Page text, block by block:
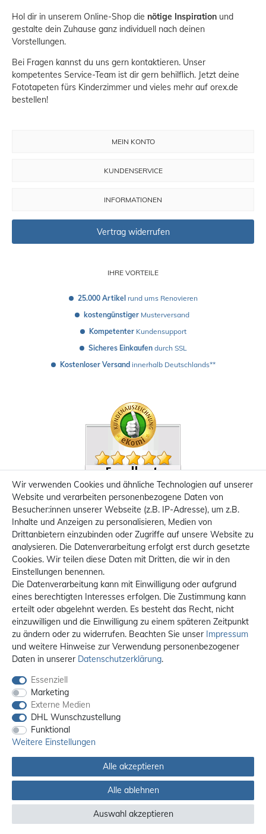
Hol dir in unserem Online-Shop die nötige Inspiration und
gestalte dein Zuhause ganz individuell nach deinen
Vorstellungen.
Bei Fragen kannst du uns gern kontaktieren. Unser
kompetentes Service-Team ist dir gern behilflich. Jetzt deine
Fototapeten fürs Kinderzimmer und vieles mehr auf orex.de
bestellen!
IHRE VORTEILE
25.000 Artikel rund ums Renovieren
kostengünstiger Musterversand
Kompetenter Kundensupport
Sicheres Einkaufen durch SSL
Kostenloser Versand innerhalb Deutschlands**
MEIN KONTO
KUNDENSERVICE
INFORMATIONEN
Vertrag widerrufen
Alle Preise sind inkl. MwSt. / **Kostenloser Versand innerhalb Deutschlands.
Versandkosten in andere Länder finden Sie
Wir verwenden Cookies und ähnliche Technologien auf unserer
Website und verarbeiten personenbezogene Daten von
Besucher:innen unserer Webseite (z.B. IP-Adresse), um z.B.
Inhalte und Anzeigen zu personalisieren, Medien von
Drittanbietern einzubinden oder Zugriffe auf unsere Website zu
analysieren. Die Datenverarbeitung erfolgt erst durch gesetzte
Cookies. Wir teilen diese Daten mit Dritten, die wir in den
Einstellungen benennen.
Die Datenverarbeitung kann mit Einwilligung oder aufgrund
eines berechtigten Interesses erfolgen. Die Zustimmung kann
erteilt oder abgelehnt werden. Es besteht das Recht, nicht
einzuwilligen und die Einwilligung zu einem späteren Zeitpunkt
zu ändern oder zu widerrufen. Beachten Sie unser Impressum
und weitere Hinweise zur Verwendung personenbezogener
Daten in unserer Daten­schutz­erklärung.
Essenziell
Marketing
Externe Medien
DHL Wunschzustellung
Funktional
Weitere Einstellungen
Alle akzeptieren
Alle ablehnen
Auswahl akzeptieren